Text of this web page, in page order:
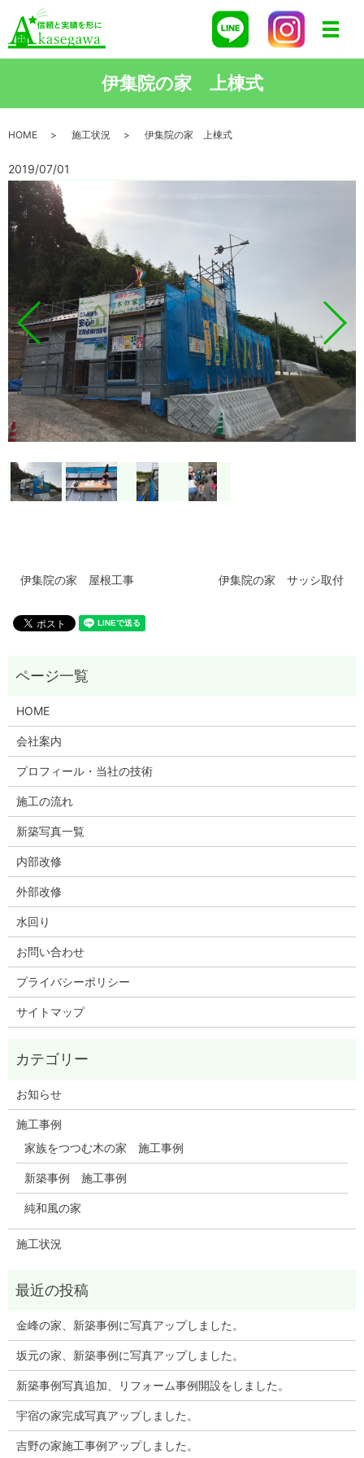
メニ
伊集院の家 上棟式
HOME 施工状況 伊集院の家 上棟式
2019/07/01
伊集院の家 屋根工事 伊集院の家 サッシ取付
HOME
会社案内
プロフィール・当社の技術
施工の流れ
新築写真一覧
内部改修
外部改修
水回り
お問い合わせ
プライバシーポリシー
サイトマップ
お知らせ
施工事例
家族をつつむ木の家 施工事例
新築事例 施工事例
純和風の家
施工状況
金峰の家、新築事例に写真アップしました。
坂元の家、新築事例に写真アップしました。
新築事例写真追加、リフォーム事例開設をしました。
宇宿の家完成写真アップしました。
吉野の家施工事例アップしました。